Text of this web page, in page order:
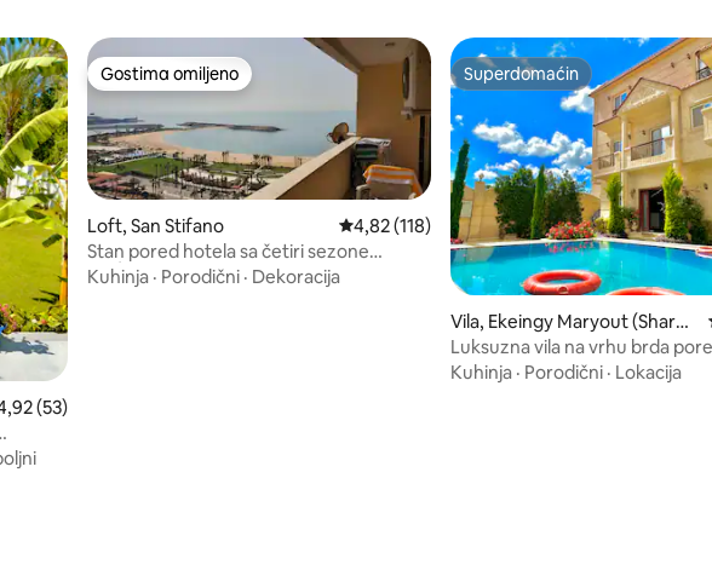
ocena 4,92 od 5, utisaka: 53
(53)
Gostima omiljeno
Gostima omiljeno
Loft, San Stifano Prosečna ocena 4,82 od 5, utisaka: 118
4,82 (118)
Stan pored hotela sa četiri sezone
غرفتينللأزواج
Kuhinja · Porodični · Dekoracija
Superdomaćin
Superdomaćin
Vila, Ekeingy Maryout (Sharq
WA Gharb)
Luksuzna vila na vrhu brda
Odmor u privatnom bazenu
Kuhinja · Porodični · Lokacija